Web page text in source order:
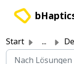
Start ...